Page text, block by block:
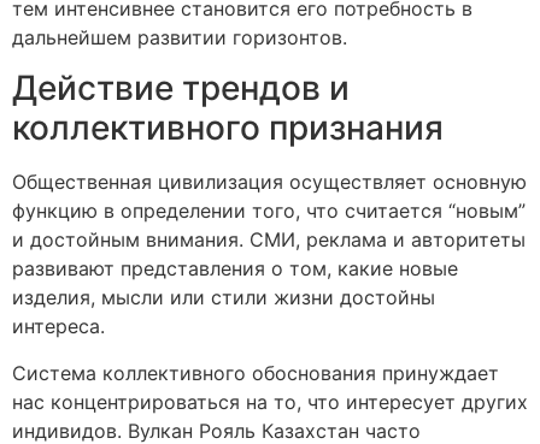
тем интенсивнее становится его потребность в
дальнейшем развитии горизонтов.
Действие трендов и
коллективного признания
Общественная цивилизация осуществляет основную
функцию в определении того, что считается “новым”
и достойным внимания. СМИ, реклама и авторитеты
развивают представления о том, какие новые
изделия, мысли или стили жизни достойны
интереса.
Система коллективного обоснования принуждает
нас концентрироваться на то, что интересует других
индивидов. Вулкан Рояль Казахстан часто